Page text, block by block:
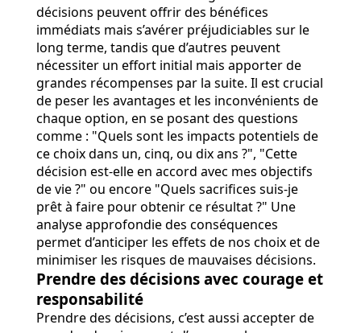
décisions peuvent offrir des bénéfices
immédiats mais s’avérer préjudiciables sur le
long terme, tandis que d’autres peuvent
nécessiter un effort initial mais apporter de
grandes récompenses par la suite. Il est crucial
de peser les avantages et les inconvénients de
chaque option, en se posant des questions
comme : "Quels sont les impacts potentiels de
ce choix dans un, cinq, ou dix ans ?", "Cette
décision est-elle en accord avec mes objectifs
de vie ?" ou encore "Quels sacrifices suis-je
prêt à faire pour obtenir ce résultat ?" Une
analyse approfondie des conséquences
permet d’anticiper les effets de nos choix et de
minimiser les risques de mauvaises décisions.
Prendre des décisions avec courage et
responsabilité
Prendre des décisions, c’est aussi accepter de